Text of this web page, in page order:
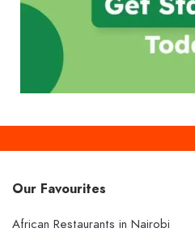
Our Favourites
African Restaurants in Nairobi